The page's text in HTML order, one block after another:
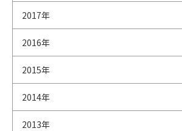
2017年
2016年
2015年
2014年
2013年